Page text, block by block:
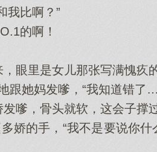
比啊？”
的啊！
里是女儿那张写满愧疚的
她妈发嗲，“我知道错了
，骨头就软，这会子撑过
的手，“我不是要说你什